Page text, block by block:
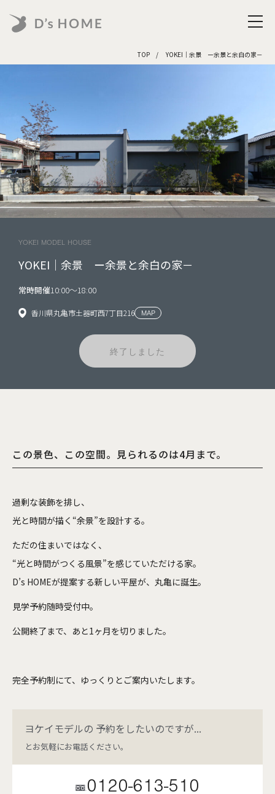
YOKEI｜余景 ー余景と余白の家－
YOKEI MODEL HOUSE
常時開催10:00〜18:00
香川県丸亀市土器町西7丁目216 MAP
終了しました
この景色、この空間。見られるのは4月まで。
過剰な装飾を排し、
光と時間が描く“余景”を設計する。
ただの住まいではなく、
“光と時間がつくる風景”を感じていただける家。
D’s HOMEが提案する新しい平屋が、丸亀に誕生。
見学予約随時受付中。
公開終了まで、 あと1ヶ月を切りました。
完全予約制にて、ゆっくりとご案内いたします。
ヨケイモデルの 予約をしたいのですが...
とお気軽にお電話ください。
0120-613-510
TOP YOKEI｜余景 ー余景と余白の家－